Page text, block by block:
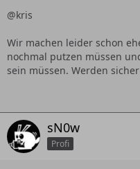
@kris
Wir machen leider schon
nochmal putzen müssen
sein müssen. Werden
sN0w
Profi